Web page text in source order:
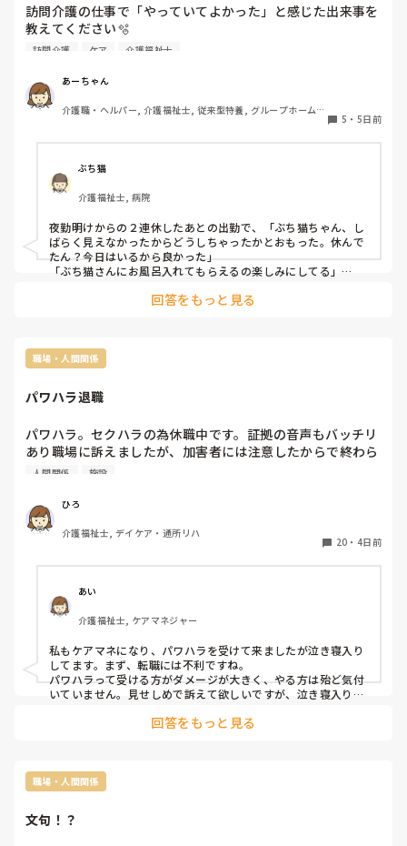
訪問介護の仕事で「やっていてよかった」と感じた出来事を
教えてください🫧
行きたくないな…」と感じることはあります。
そんなときに「この仕事をやっていてよかった」と思えた出
来事を思い浮かべたら前向きな気持ちで出勤できるかな？と
皆さんが訪問介護の仕事で「やっていてよかった」と感じた
エピソードがあれば、ぜひ教えてください。
訪問介護 ケア 介護福祉士
あーちゃん
介護職・ヘルパー, 介護福祉士, 従来型特養, グループホーム,
5 ・ 5日前
ぶち猫
介護福祉士, 病院
夜勤明けからの２連休したあとの出勤で、「ぶち猫ちゃん、し
ばらく見えなかったからどうしちゃったかとおもった。休んで
たん？今日はいるから良かった」
「ぶち猫さんにお風呂入れてもらえるの楽しみにしてる」
回答をもっと見る
職場・人間関係
パワハラ退職
パワハラ。セクハラの為休職中です。証拠の音声もバッチリ
あり職場に訴えましたが、加害者には注意したからで終わら
せられました。それどころか自分が復帰したら加害者が怯え
た。説明の録音もバッチリあります。弁護士には勝てる、損
害賠償とれるよ。と言われましたが知り合いから
この業界は横の繋がりが凄いから泣き寝入りが１番の得策だ
ら泣き寝入りするのか賢い選択っていアドバイスは間違いな
いのでしょうか？自分はこのまま退職を決めてます。
人間関係 施設
ひろ
介護福祉士, デイケア・通所リハ
20 ・ 4日前
あい
介護福祉士, ケアマネジャー
私もケアマネになり、パワハラを受けて来ましたが泣き寝入り
してます。まず、転職には不利ですね。
パワハラって受ける方がダメージが大きく、やる方は殆ど気付
いていません。見せしめで訴えて欲しいですが、泣き寝入りが
回答をもっと見る
職場・人間関係
文句！？